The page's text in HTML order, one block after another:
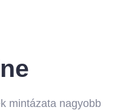
mintázata nagyobb